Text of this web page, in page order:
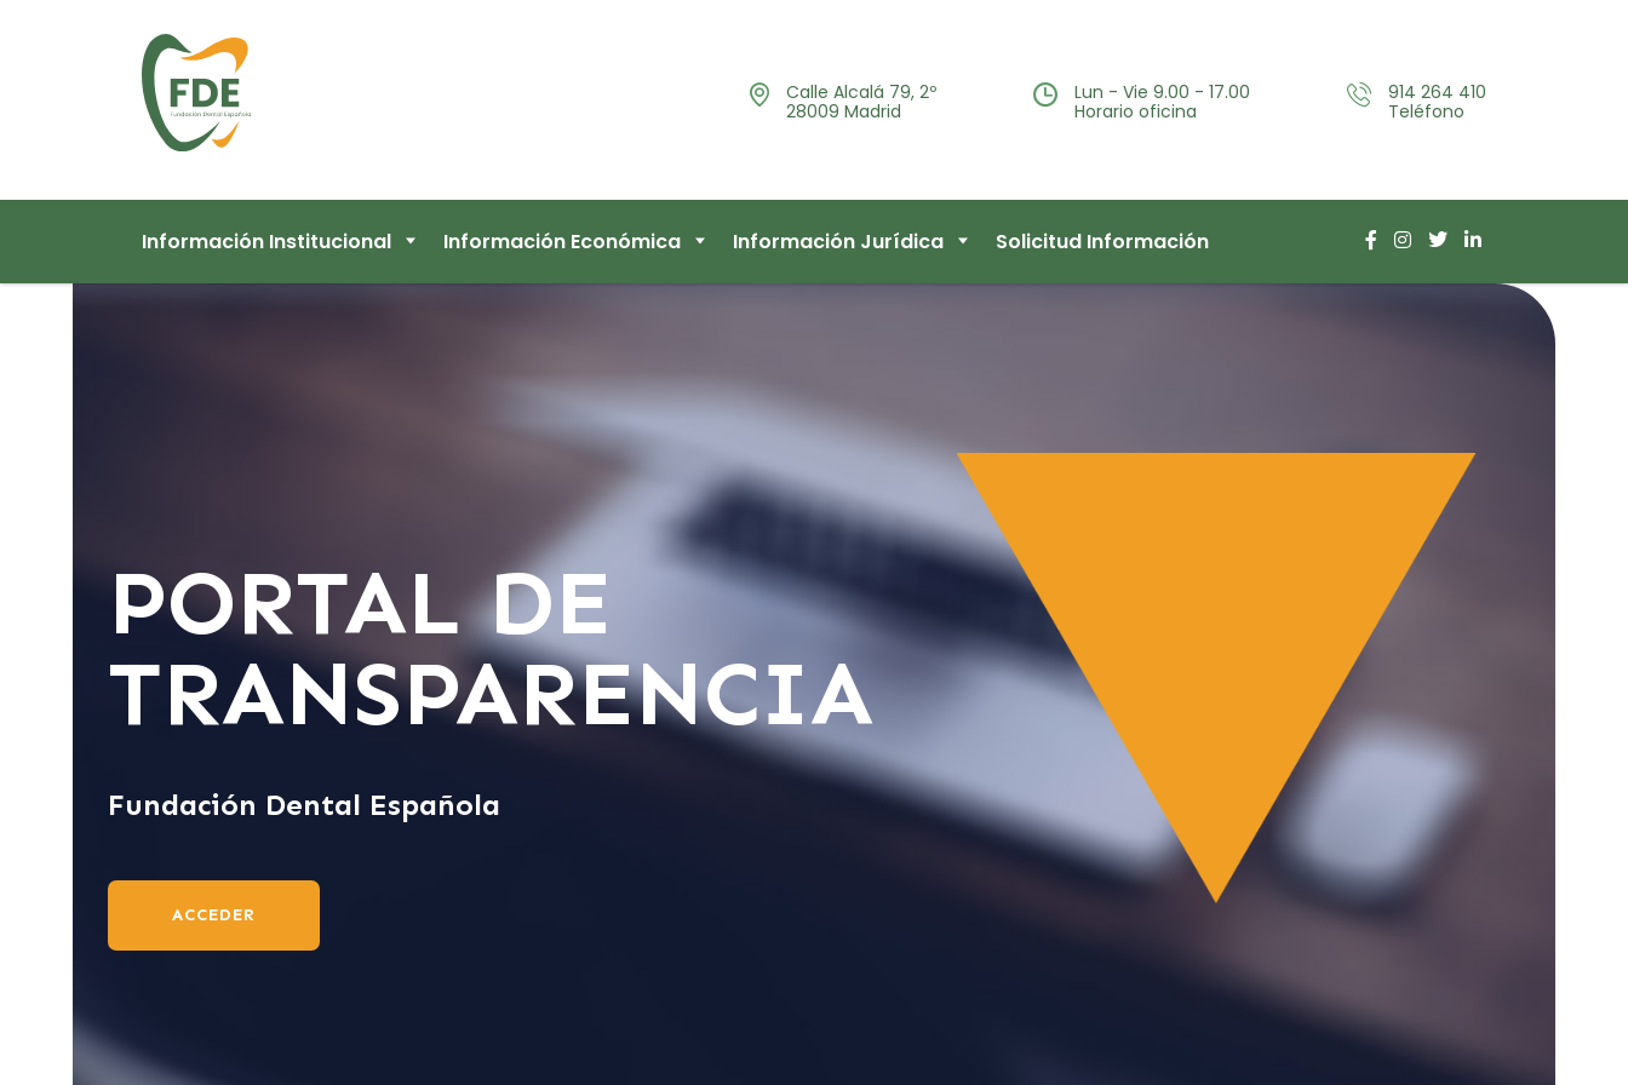
Calle Alcalá 79, 2º
28009 Madrid
Lun - Vie 9.00 - 17.00
Horario oficina
914 264 410
Teléfono
Información Institucional Información Económica Información Jurídica Solicitud Información
ACCEDER
PORTAL DE
TRANSPARENCIA
Fundación Dental Española